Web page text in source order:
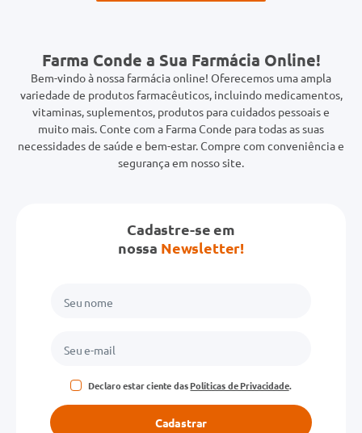
Farma Conde a Sua Farmácia Online!
Bem-vindo à nossa farmácia online! Oferecemos uma ampla
variedade de produtos farmacêuticos, incluindo medicamentos,
vitaminas, suplementos, produtos para cuidados pessoais e
muito mais. Conte com a Farma Conde para todas as suas
necessidades de saúde e bem-estar. Compre com conveniência e
segurança em nosso site.
Cadastre-se em
nossa Newsletter!
Declaro estar ciente dasPolíticas de Privacidade.
Cadastrar